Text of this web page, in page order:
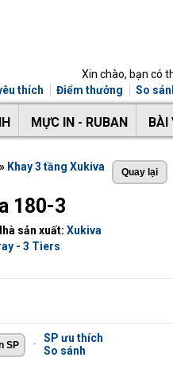
Xin chào, bạn có
thích Điểm thưởng So
MỰC IN - RUBAN BÀI
Khay 3 tầng Xukiva
180-3
sản xuất: Xukiva
- 3 Tiers
- SP ưu thích
So sánh